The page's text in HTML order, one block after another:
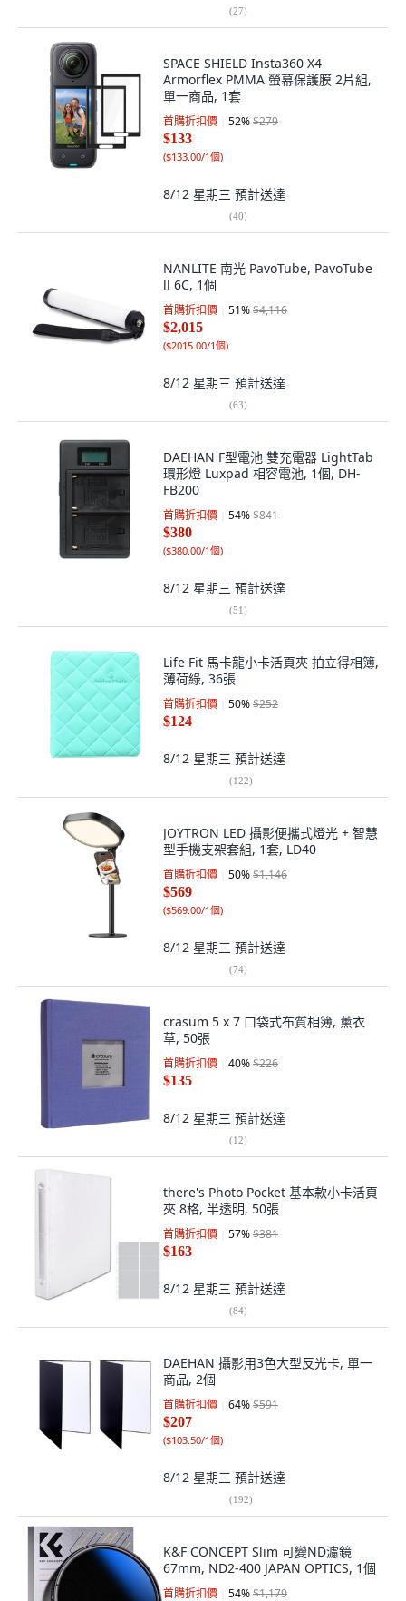
(27)
SPACE SHIELD Insta360 X4
Armorflex PMMA 螢幕保護膜 2片組,
單一商品, 1套
首購折扣價 52%$279
$133
($133.00/1個)
8/12 星期三 預計送達
(40)
NANLITE 南光 PavoTube, PavoTube
ll 6C, 1個
首購折扣價 51%$4,116
$2,015
($2015.00/1個)
8/12 星期三 預計送達
(63)
DAEHAN F型電池 雙充電器 LightTab
環形燈 Luxpad 相容電池, 1個, DH-
FB200
首購折扣價 54%$841
$380
($380.00/1個)
8/12 星期三 預計送達
(51)
Life Fit 馬卡龍小卡活頁夾 拍立得相簿,
薄荷綠, 36張
首購折扣價 50%$252
$124
8/12 星期三 預計送達
(122)
JOYTRON LED 攝影便攜式燈光 + 智慧
型手機支架套組, 1套, LD40
首購折扣價 50%$1,146
$569
($569.00/1個)
8/12 星期三 預計送達
(74)
crasum 5 x 7 口袋式布質相簿, 薰衣
草, 50張
首購折扣價 40%$226
$135
8/12 星期三 預計送達
(12)
there's Photo Pocket 基本款小卡活頁
夾 8格, 半透明, 50張
首購折扣價 57%$381
$163
8/12 星期三 預計送達
(84)
DAEHAN 攝影用3色大型反光卡, 單一
商品, 2個
首購折扣價 64%$591
$207
($103.50/1個)
8/12 星期三 預計送達
(192)
K&F CONCEPT Slim 可變ND濾鏡
67mm, ND2-400 JAPAN OPTICS, 1個
首購折扣價 54%$1,179